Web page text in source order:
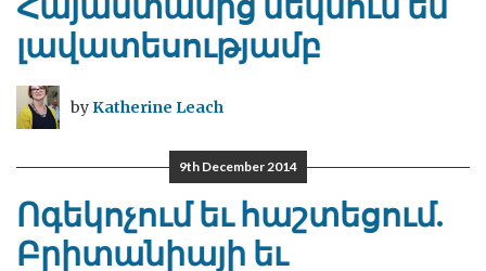
լավատեսությամբ
byKatherine Leach
9th December 2014
Ոգեկոչում եւ հաշտեցում.
Բրիտանիայի եւ